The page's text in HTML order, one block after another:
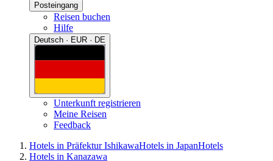
Posteingang
Reisen buchen
Hilfe
Deutsch · EUR · DE
Unterkunft registrieren
Meine Reisen
Feedback
Hotels in Präfektur IshikawaHotels in JapanHotels
Hotels in Kanazawa